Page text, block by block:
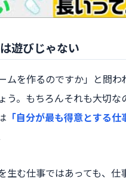
遊びじゃない
ムを作るのですか」と問
う。もちろんそれも大切
「自分が最も得意とする仕
生む仕事ではあっても、